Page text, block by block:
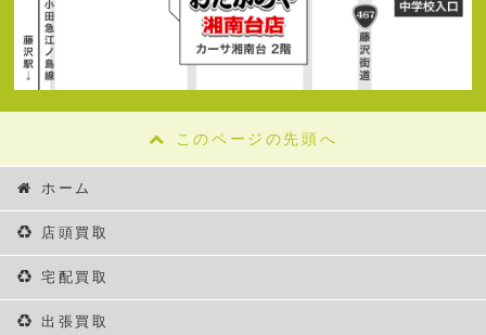
このページの先頭へ
ホーム
店頭買取
宅配買取
出張買取